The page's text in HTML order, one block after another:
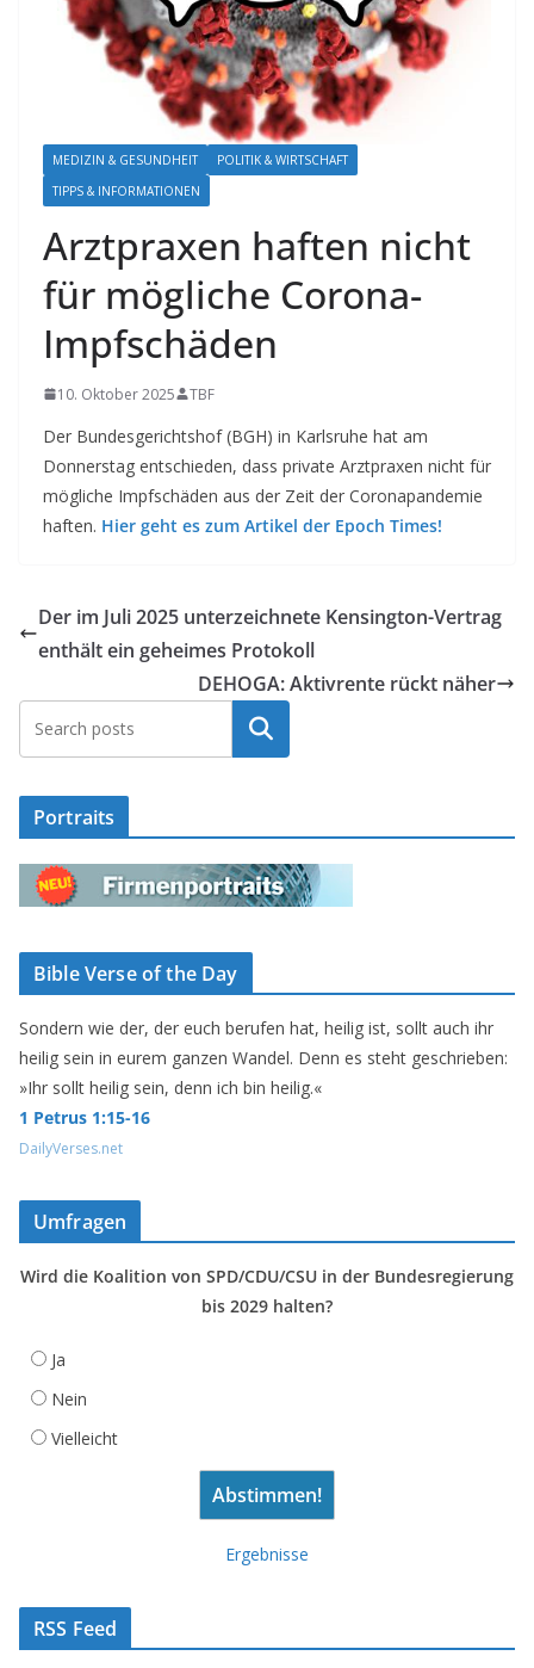
MEDIZIN & GESUNDHEIT
POLITIK & WIRTSCHAFT
TIPPS & INFORMATIONEN
Arztpraxen haften nicht
für mögliche Corona-
Impfschäden
10. Oktober 2025 TBF
Der Bundesgerichtshof (BGH) in Karlsruhe hat am
Donnerstag entschieden, dass private Arztpraxen nicht für
mögliche Impfschäden aus der Zeit der Coronapandemie
haften. Hier geht es zum Artikel der Epoch Times!
Der im Juli 2025 unterzeichnete Kensington-Vertrag
enthält ein geheimes Protokoll
DEHOGA: Aktivrente rückt näher
Suchen
Portraits
Bible Verse of the Day
Sondern wie der, der euch berufen hat, heilig ist, sollt auch ihr
heilig sein in eurem ganzen Wandel. Denn es steht geschrieben:
»Ihr sollt heilig sein, denn ich bin heilig.«
1 Petrus 1:15-16
DailyVerses.net
Umfragen
Wird die Koalition von SPD/CDU/CSU in der Bundesregierung
bis 2029 halten?
Ja
Nein
Vielleicht
Ergebnisse
RSS Feed